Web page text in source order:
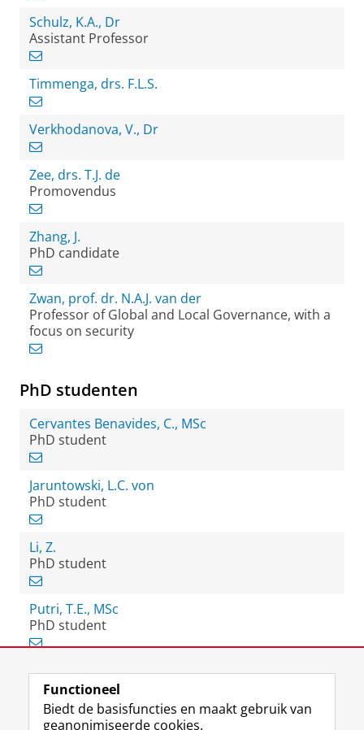
Schulz, K.A., Dr
Assistant Professor
Timmenga, drs. F.L.S.
Verkhodanova, V., Dr
Zee, drs. T.J. de
Promovendus
Zhang, J.
PhD candidate
Zwan, prof. dr. N.A.J. van der
Professor of Global and Local Governance, with a
focus on security
PhD studenten
Cervantes Benavides, C., MSc
PhD student
Jaruntowski, L.C. von
PhD student
Li, Z.
PhD student
Putri, T.E., MSc
PhD student
View this page in:English
Functioneel
Biedt de basisfuncties en maakt gebruik van
geanonimiseerde cookies.